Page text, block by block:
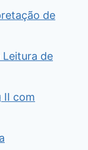
de
Leitura de
II com